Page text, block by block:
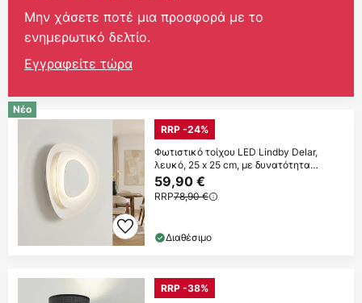
Μην χάσετε ποτέ μια προσφορά με το
ενημερωτικό δελτίο.
Εγγραφείτε τώρα
Νέο
RRP -24%
Φωτιστικό τοίχου LED Lindby Delar,
λευκό, 25 x 25 cm, με δυνατότητα
ρύθμισης
59,90 €
RRP78,90 €
Διαθέσιμο
RRP -38%